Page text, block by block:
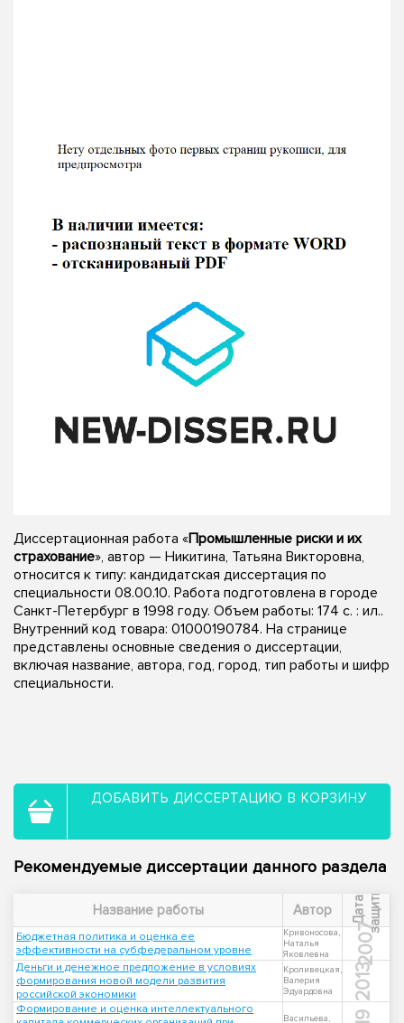
Диссертационная работа «Промышленные риски и их
страхование», автор — Никитина, Татьяна Викторовна,
относится к типу: кандидатская диссертация по
специальности 08.00.10. Работа подготовлена в городе
Санкт-Петербург в 1998 году. Объем работы: 174 с. : ил..
Внутренний код товара: 01000190784. На странице
представлены основные сведения о диссертации,
включая название, автора, год, город, тип работы и шифр
специальности.
ДОБАВИТЬ ДИССЕРТАЦИЮ В КОРЗИНУ
Рекомендуемые диссертации данного раздела
Название работы Автор Д
а
т
а
з
а
щ
и
т ы
Бюджетная политика и оценка ее
эффективности на субфедеральном уровне
Кривоносова,
Наталья
Яковлевна
2007
Деньги и денежное предложение в условиях
формирования новой модели развития
российской экономики
Кроливецкая,
Валерия
Эдуардовна
2013
Формирование и оценка интеллектуального
Васильева,